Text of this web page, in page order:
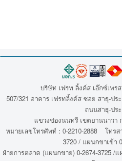
บริษัท เฟรท ลิ้งค์ส เอ๊กซ์เพร
507/321 อาคาร เฟรทลิ้งค์ส ซอย สาธุ-ป
ถนนสาธุ-ปร
แขวงช่องนนทรี เขตยานนาวา
หมายเลขโทรศัพท์ : 0-2210-2888 โทรส
3720 / แผนกขาเข้า
ฝ่ายการตลาด (แผนกขาย) 0-2674-3725 /